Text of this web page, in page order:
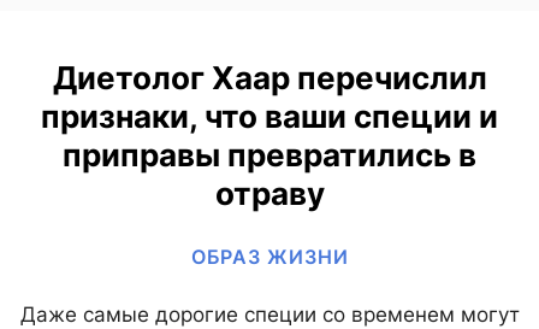
Диетолог Хаар перечислил
признаки, что ваши специи и
приправы превратились в
отраву
ОБРАЗ ЖИЗНИ
Даже самые дорогие специи со временем могут